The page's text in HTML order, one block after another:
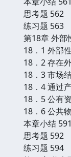
思考题 562
练习题 563
第18章 外部
18．1 外部
18．2 存在
18．3 市场
18．4 通过
18．5 公有
18．6 公共
本章小结 591
思考题 592
练习题 594